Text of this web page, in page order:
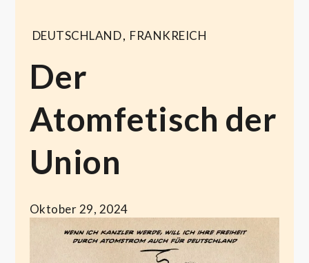
DEUTSCHLAND, FRANKREICH
Der
Atomfetisch der
Union
Oktober 29, 2024